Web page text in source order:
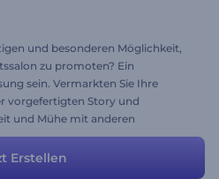
und besonderen Möglichkeit,
zu promoten? Ein
sein. Vermarkten Sie Ihre
vorgefertigten Story und
und Mühe mit anderen
enthält alle Szenen und
für die Erstellung Ihres
können angepasst oder
Erstellen